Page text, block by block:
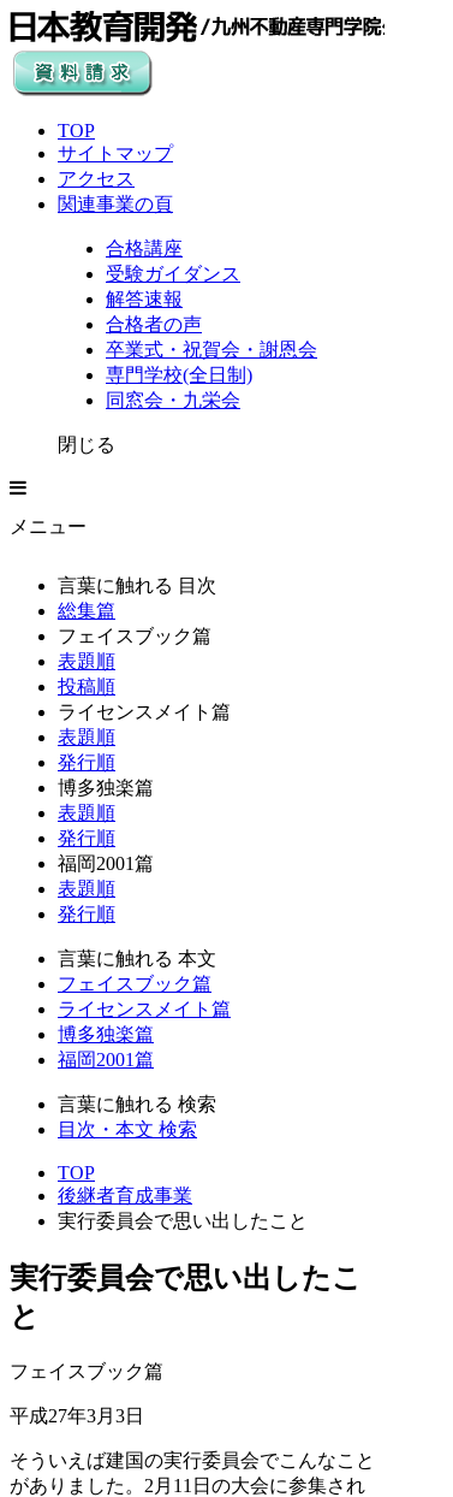
TOP
サイトマップ
アクセス
関連事業の頁
合格講座
受験ガイダンス
解答速報
合格者の声
卒業式・祝賀会・謝恩会
専門学校(全日制)
同窓会・九栄会
閉じる
メニュー
言葉に触れる 目次
総集篇
フェイスブック篇
表題順
投稿順
ライセンスメイト篇
表題順
発行順
博多独楽篇
表題順
発行順
福岡2001篇
表題順
発行順
言葉に触れる 本文
フェイスブック篇
ライセンスメイト篇
博多独楽篇
福岡2001篇
言葉に触れる 検索
目次・本文 検索
TOP
後継者育成事業
実行委員会で思い出したこと
実行委員会で思い出したこ
と
フェイスブック篇
平成27年3月3日
そういえば建国の実行委員会でこんなこと
がありました。2月11日の大会に参集され